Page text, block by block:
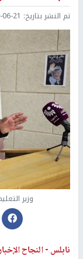
تم النشر بتاريخ: 22:32
وزير
نابلس -النجاح